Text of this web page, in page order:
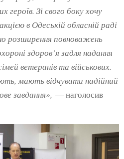
героїв. Зі свого боку хочу
в Одеській обласній раді
розширення повноважень
здоров’я задля надання
ветеранів та військових.
мають відчувати надійний
завдання», — наголосив